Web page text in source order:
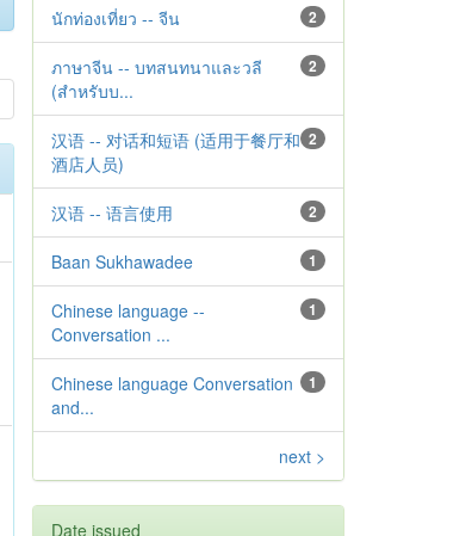
2
นักท่องเที่ยว -- จีน
2
ภาษาจีน -- บทสนทนาและวลี
(สำหรับบ...
2
汉语 -- 对话和短语 (适用于餐厅和
酒店人员)
2
汉语 -- 语言使用
1
Baan Sukhawadee
1
Chinese language --
Conversation ...
1
Chinese language Conversation
and...
next >
Date issued